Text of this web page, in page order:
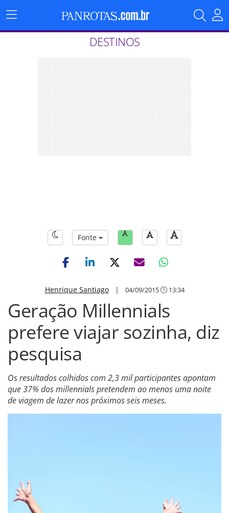
Menu
Principal
DESTINOS
Fonte
Henrique Santiago| 04/09/2015 13:34
Geração Millennials
prefere viajar sozinha, diz
pesquisa
Os resultados colhidos com 2,3 mil participantes apontam
que 37% dos millennials pretendem ao menos uma noite
de viagem de lazer nos próximos seis meses.